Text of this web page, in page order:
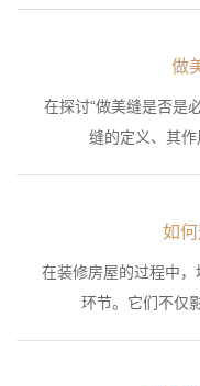
做
在探讨“做美缝是否是
缝的定义、其作
如
在装修房屋的过程中
环节。它们不仅